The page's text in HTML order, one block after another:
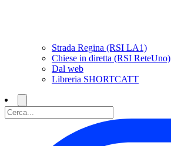
Strada Regina (RSI LA1)
Chiese in diretta (RSI ReteUno)
Dal web
Libreria SHORTCATT